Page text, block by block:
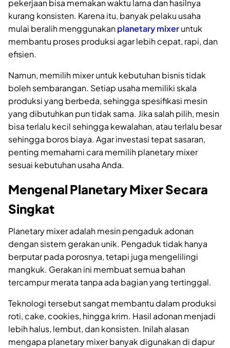
pekerjaan bisa memakan waktu lama dan hasilnya
kurang konsisten. Karena itu, banyak pelaku usaha
mulai beralih menggunakanplanetary mixeruntuk
membantu proses produksi agar lebih cepat, rapi, dan
efisien.
Namun, memilih mixer untuk kebutuhan bisnis tidak
boleh sembarangan. Setiap usaha memiliki skala
produksi yang berbeda, sehingga spesifikasi mesin
yang dibutuhkan pun tidak sama. Jika salah pilih, mesin
bisa terlalu kecil sehingga kewalahan, atau terlalu besar
sehingga boros biaya. Agar investasi tepat sasaran,
penting memahami cara memilih planetary mixer
sesuai kebutuhan usaha Anda.
Mengenal Planetary Mixer Secara
Singkat
Planetary mixer adalah mesin pengaduk adonan
dengan sistem gerakan unik. Pengaduk tidak hanya
berputar pada porosnya, tetapi juga mengelilingi
mangkuk. Gerakan ini membuat semua bahan
tercampur merata tanpa ada bagian yang tertinggal.
Teknologi tersebut sangat membantu dalam produksi
roti, cake, cookies, hingga krim. Hasil adonan menjadi
lebih halus, lembut, dan konsisten. Inilah alasan
mengapa planetary mixer banyak digunakan di dapur